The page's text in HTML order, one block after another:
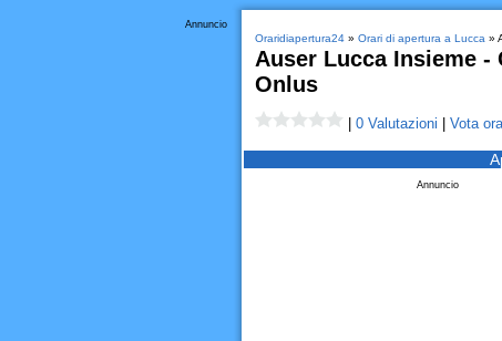
Annuncio
Oraridiapertura24» Orari di apertura a Lucca »
Auser Lucca Insieme -
Onlus
0 Valutazioni Vota
Annuncio